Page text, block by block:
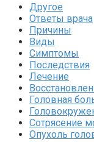
Другое
Ответы врача
Причины
Виды
Симптомы
Последствия
Лечение
Головная
Сотрясение
Опухоль